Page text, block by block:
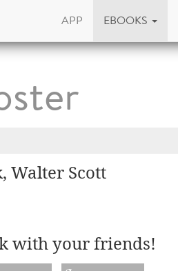
APP EBOOKS
Walter Scott
with your friends!